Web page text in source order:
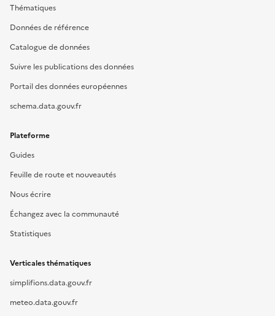
Thématiques
Données de référence
Catalogue de données
Suivre les publications des données
Portail des données européennes
schema.data.gouv.fr
Plateforme
Guides
Feuille de route et nouveautés
Nous écrire
Échangez avec la communauté
Statistiques
Verticales thématiques
simplifions.data.gouv.fr
meteo.data.gouv.fr